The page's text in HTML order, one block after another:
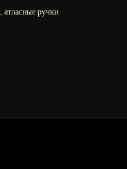
атласные ручки